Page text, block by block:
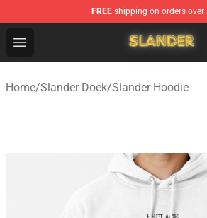
FREE shipping on orders over
Open menu
Slander Shop - Official Slander
Home/Slander Doek/Slander Hoodie